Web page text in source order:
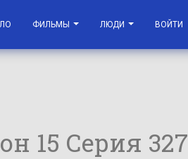
ФИЛЬМЫ ЛЮДИ ВОЙТИ
15 Серия 327